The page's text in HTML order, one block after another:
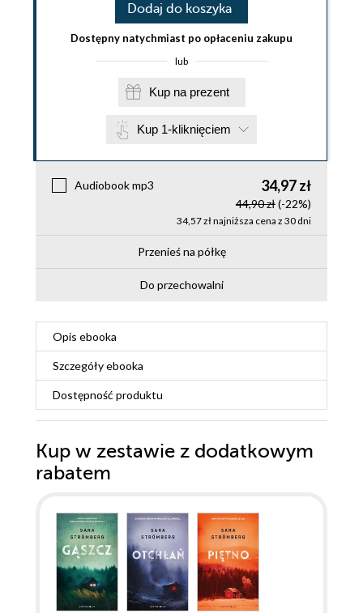
Dodaj do koszyka
Dostępny natychmiast po opłaceniu zakupu
lub
Kup na prezent
Kup 1-kliknięciem
Audiobook mp3 34,97 zł
44,90 zł(-22%)
34,57 zł najniższa cena z 30 dni
Przenieś na półkę
Do przechowalni
Opis ebooka
Szczegółyebooka
Dostępność produktu
Kup w zestawie z dodatkowym
rabatem